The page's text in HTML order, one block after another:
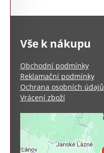
Vše k nákupu
Obchodní podmínky
Reklamační podmínky
Ochrana osobních údajů
Vrácení zboží